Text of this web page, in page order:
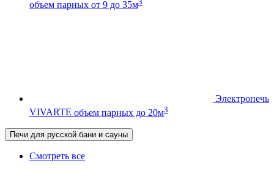
объем парных от 9 до 35м
Электропечь
VIVARTE объем парных до 20м3
Печи для русской бани и сауны
Смотреть все